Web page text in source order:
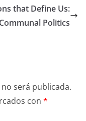
that Define Us:
Politics
será publicada.
con *